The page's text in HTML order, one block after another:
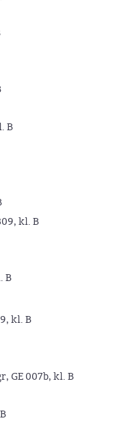
B
kl. B
B
kl. B
GE 007b, kl. B